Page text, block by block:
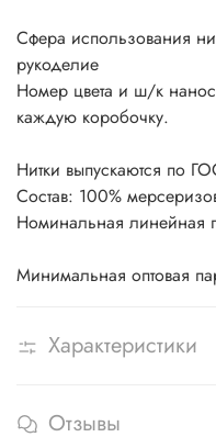
Сфера использования
рукоделие
Номер цвета и ш/к
каждую коробочку.
Нитки выпускаются по
Состав: 100%
Номинальная линейная
Минимальная оптовая
Характеристики
Отзывы